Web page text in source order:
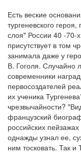
Есть веские
тургеневского
слоя" России 40 -70-
присутствует в том
занимала даже у
В. Гоголя. Случайно
современники
первосоздателей
их ученика
чрезвычайности?
французский
российских
однажды узнал ее,
ним тосковать. Так